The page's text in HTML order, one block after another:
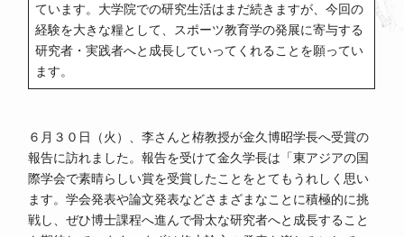
ています。大学院での研究生活はまだ続きますが、今回の
経験を大きな糧として、スポーツ教育学の発展に寄与する
研究者・実践者へと成長していってくれることを願ってい
ます。
６月３０日（火）、李さんと栫教授が金久博昭学長へ受賞の
報告に訪れました。報告を受けて金久学長は「東アジアの国
際学会で素晴らしい賞を受賞したことをとてもうれしく思い
ます。学会発表や論文発表などさまざまなことに積極的に挑
戦し、ぜひ博士課程へ進んで骨太な研究者へと成長すること